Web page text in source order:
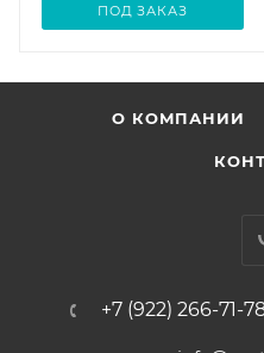
ПОД ЗАКАЗ
О КОМПАНИИ
+7 (922) 266-71-